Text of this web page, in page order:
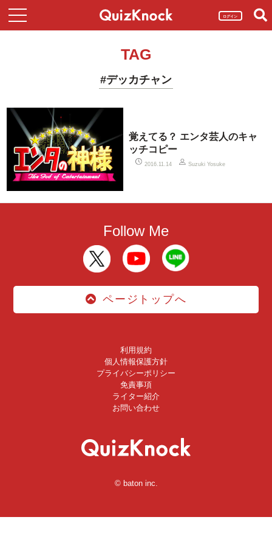
ログイン
TAG
#デッカチャン
覚えてる？ エンタ芸人のキャ
ッチコピー
2016.11.14 Suzuki Yosuke
Follow Me
ページトップへ
利用規約
個人情報保護方針
プライバシーポリシー
免責事項
ライター紹介
お問い合わせ
© baton inc.